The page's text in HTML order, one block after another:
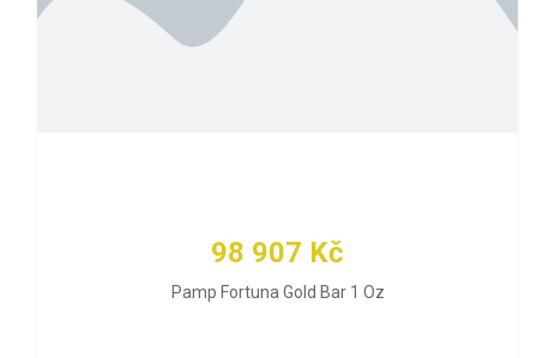
98 907 Kč
Pamp Fortuna Gold Bar 1 Oz